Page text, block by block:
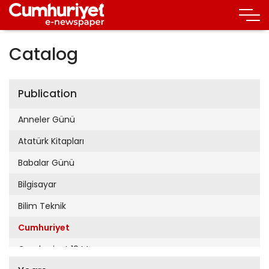
Catalog
Publication
Anneler Günü
Atatürk Kitapları
Babalar Günü
Bilgisayar
Bilim Teknik
Cumhuriyet
Cumhuriyet 19 Mayıs